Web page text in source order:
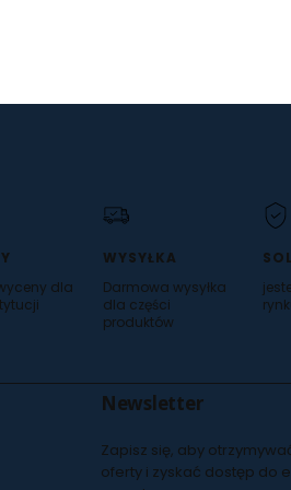
dla
WYSYŁKA
Darmowa wysyłka
dla części
produktów
Newsletter
Zapisz się, aby
oferty i zyskać dostęp do